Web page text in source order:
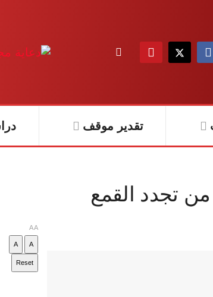
تقدير موقف
تجدد القمع
AA
A
A
Reset